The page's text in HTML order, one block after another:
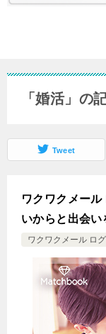
「婚活」の
Tweet
ワクワクメー
いからと出会
ワクワクメール ロ